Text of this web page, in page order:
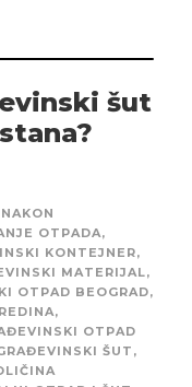
šut
OTPADA,
KONTEJNER,
MATERIJAL,
OTPAD BEOGRAD,
,
OTPAD
ŠUT ,